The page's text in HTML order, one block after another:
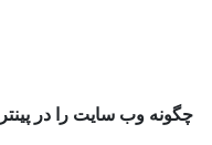
چگونه وب سایت را در